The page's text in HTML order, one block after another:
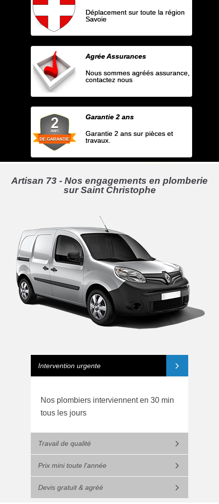
Déplacement sur toute la région
Savoie
Agrée Assurances
Nous sommes agréés assurance,
contactez nous
Garantie 2 ans
Garantie 2 ans sur pièces et
travaux.
Artisan 73 - Nos engagements en plomberie
sur Saint Christophe
Intervention urgente
Nos plombiers interviennent en 30 min
tous les jours
Travail de qualité
Prix mini toute l'année
Devis gratuit & agréé